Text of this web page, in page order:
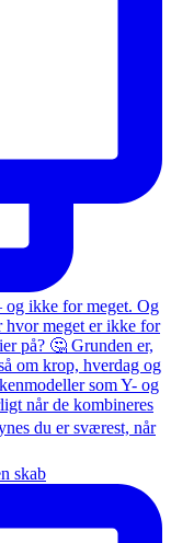
skab